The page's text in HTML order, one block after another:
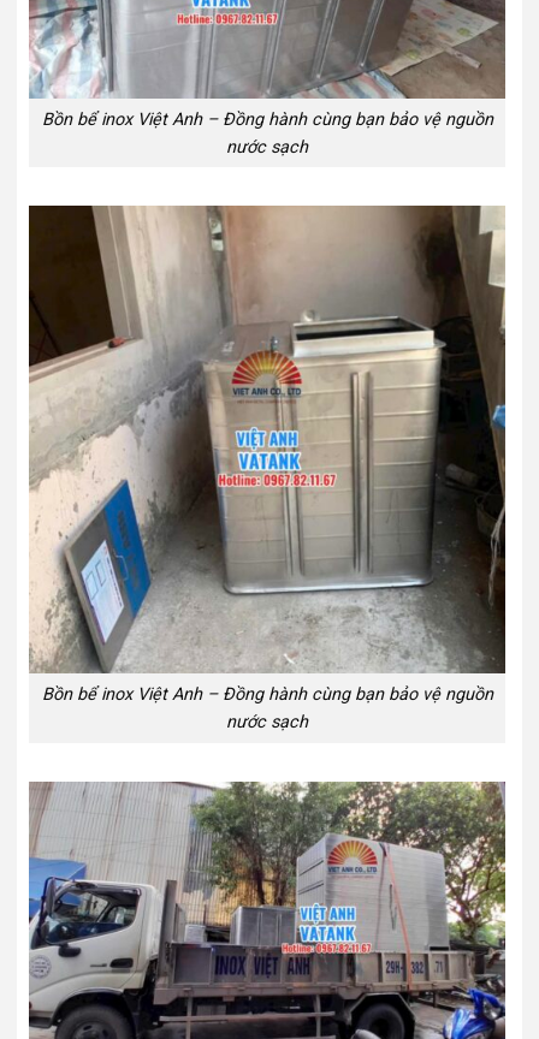
Bồn bể inox Việt Anh – Đồng hành cùng bạn bảo vệ nguồn
nước sạch
Bồn bể inox Việt Anh – Đồng hành cùng bạn bảo vệ nguồn
nước sạch